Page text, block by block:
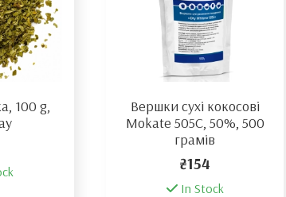
100 g,
Вершки сухі кокосові
Mokate 505C, 50%, 500
грамів
₴154
In Stock